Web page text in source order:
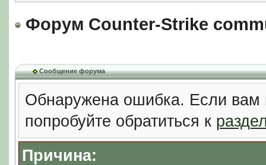
Форум Counter-Strike
Сообщение форума
Обнаружена ошибка. Если вам
попробуйте обратиться к
Причина: